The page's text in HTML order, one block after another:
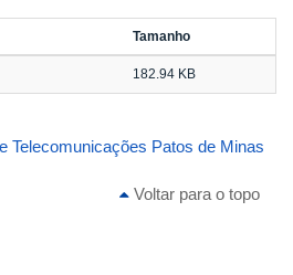
Tamanho
182.94 KB
Telecomunicações Patos de Minas
Voltar para o topo